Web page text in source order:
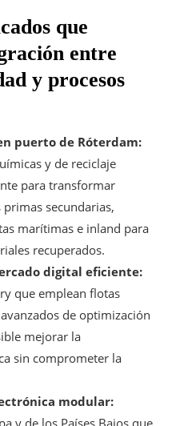
que
entre
y procesos
puerto de Róterdam:
y de reciclaje
para transformar
secundarias,
marítimas e inland para
recuperados.
digital eficiente:
que emplean flotas
de optimización
mejorar la
sin comprometer la
modular: